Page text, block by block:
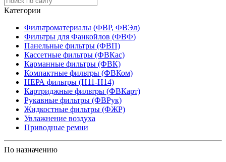
Категории
Фильтроматериалы (ФВР, ФВЭл)
Фильтры для Фанкойлов (ФВФ)
Панельные фильтры (ФВП)
Кассетные фильтры (ФВКас)
Карманные фильтры (ФВК)
Компактные фильтры (ФВКом)
НЕРА фильтры (H11-H14)
Картриджные фильтры (ФВКарт)
Рукавные фильтры (ФВРук)
Жидкостные фильтры (ФЖР)
Увлажнение воздуха
Приводные ремни
По назначению